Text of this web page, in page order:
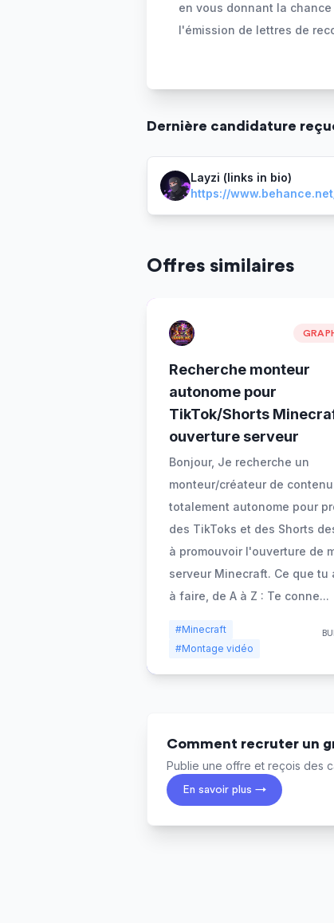
en vous donnant la
l'émission de lettres de
Dernière candidature
Layzi (links in bio)
https://
Offres similaires
Recherche monteur
autonome pour
TikTok/Shorts
ouverture serveur
Bonjour, Je recherche un
monteur/créateur de contenu
totalement autonome pour
des TikToks et des Shorts
à promouvoir l'ouverture de
serveur Minecraft. Ce que tu
à faire, de A à Z : Te conne...
#Minecraft
#Montage vidéo
Comment recruter un
Publie une offre et reçois des
En savoir plus →